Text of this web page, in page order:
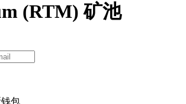
(RTM) 矿池
包